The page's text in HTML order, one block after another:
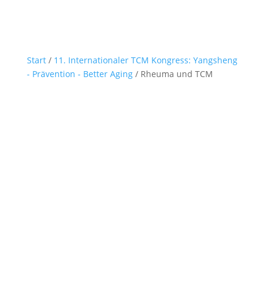
Start/ 11. Internationaler TCM Kongress: Yangsheng
- Prävention - Better Aging/ Rheuma und TCM